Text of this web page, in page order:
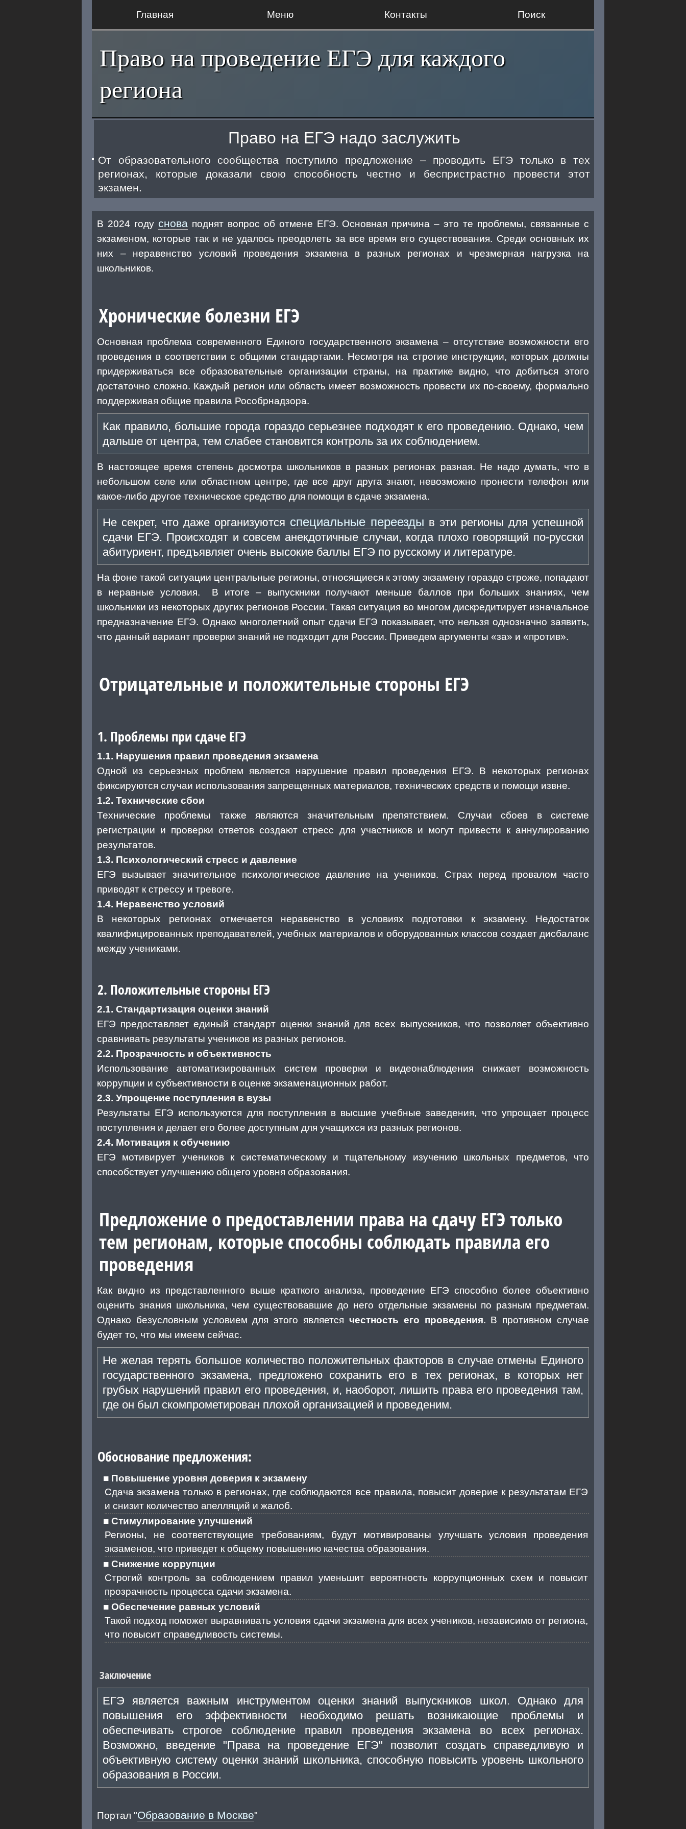
Главная Меню Контакты Поиск
Право на проведение ЕГЭ для каждого
региона
Право на ЕГЭ надо заслужить
От образовательного сообщества поступило предложение – проводить ЕГЭ только в тех
регионах, которые доказали свою способность честно и беспристрастно провести этот
экзамен.
В 2024 году сноваподнят вопрос об отмене ЕГЭ. Основная причина – это те проблемы, связанные с
экзаменом, которые так и не удалось преодолеть за все время его существования. Среди основных их
них – неравенство условий проведения экзамена в разных регионах и чрезмерная нагрузка на
школьников.
Хронические болезни ЕГЭ
Основная проблема современного Единого государственного экзамена – отсутствие возможности его
проведения в соответствии с общими стандартами. Несмотря на строгие инструкции, которых должны
придерживаться все образовательные организации страны, на практике видно, что добиться этого
достаточно сложно. Каждый регион или область имеет возможность провести их по-своему, формально
поддерживая общие правила Рособрнадзора.
Как правило, большие города гораздо серьезнее подходят к его проведению. Однако, чем
дальше от центра, тем слабее становится контроль за их соблюдением.
В настоящее время степень досмотра школьников в разных регионах разная. Не надо думать, что в
небольшом селе или областном центре, где все друг друга знают, невозможно пронести телефон или
какое-либо другое техническое средство для помощи в сдаче экзамена.
Не секрет, что даже организуются специальные переезды в эти регионы для успешной
сдачи ЕГЭ. Происходят и совсем анекдотичные случаи, когда плохо говорящий по-русски
абитуриент, предъявляет очень высокие баллы ЕГЭ по русскому и литературе.
На фоне такой ситуации центральные регионы, относящиеся к этому экзамену гораздо строже, попадают
в неравные условия. В итоге – выпускники получают меньше баллов при больших знаниях, чем
школьники из некоторых других регионов России. Такая ситуация во многом дискредитирует изначальное
предназначение ЕГЭ. Однако многолетний опыт сдачи ЕГЭ показывает, что нельзя однозначно заявить,
что данный вариант проверки знаний не подходит для России. Приведем аргументы «за» и «против».
Отрицательные и положительные стороны ЕГЭ
1. Проблемы при сдаче ЕГЭ
1.1. Нарушения правил проведения экзамена
Одной из серьезных проблем является нарушение правил проведения ЕГЭ. В некоторых регионах
фиксируются случаи использования запрещенных материалов, технических средств и помощи извне.
1.2. Технические сбои
Технические проблемы также являются значительным препятствием. Случаи сбоев в системе
регистрации и проверки ответов создают стресс для участников и могут привести к аннулированию
результатов.
1.3. Психологический стресс и давление
ЕГЭ вызывает значительное психологическое давление на учеников. Страх перед провалом часто
приводят к стрессу и тревоге.
1.4. Неравенство условий
В некоторых регионах отмечается неравенство в условиях подготовки к экзамену. Недостаток
квалифицированных преподавателей, учебных материалов и оборудованных классов создает дисбаланс
между учениками.
2. Положительные стороны ЕГЭ
2.1. Стандартизация оценки знаний
ЕГЭ предоставляет единый стандарт оценки знаний для всех выпускников, что позволяет объективно
сравнивать результаты учеников из разных регионов.
2.2. Прозрачность и объективность
Использование автоматизированных систем проверки и видеонаблюдения снижает возможность
коррупции и субъективности в оценке экзаменационных работ.
2.3. Упрощение поступления в вузы
Результаты ЕГЭ используются для поступления в высшие учебные заведения, что упрощает процесс
поступления и делает его более доступным для учащихся из разных регионов.
2.4. Мотивация к обучению
ЕГЭ мотивирует учеников к систематическому и тщательному изучению школьных предметов, что
способствует улучшению общего уровня образования.
Предложение о предоставлении права на сдачу ЕГЭ только
тем регионам, которые способны соблюдать правила его
проведения
Как видно из представленного выше краткого анализа, проведение ЕГЭ способно более объективно
оценить знания школьника, чем существовавшие до него отдельные экзамены по разным предметам.
Однако безусловным условием для этого является честность его проведения. В противном случае
будет то, что мы имеем сейчас.
Не желая терять большое количество положительных факторов в случае отмены Единого
государственного экзамена, предложено сохранить его в тех регионах, в которых нет
грубых нарушений правил его проведения, и, наоборот, лишить права его проведения там,
где он был скомпрометирован плохой организацией и проведеним.
Обоснование предложения:
Повышение уровня доверия к экзамену
Сдача экзамена только в регионах, где соблюдаются все правила, повысит доверие к результатам ЕГЭ
и снизит количество апелляций и жалоб.
Стимулирование улучшений
Регионы, не соответствующие требованиям, будут мотивированы улучшать условия проведения
экзаменов, что приведет к общему повышению качества образования.
Снижение коррупции
Строгий контроль за соблюдением правил уменьшит вероятность коррупционных схем и повысит
прозрачность процесса сдачи экзамена.
Обеспечение равных условий
Такой подход поможет выравнивать условия сдачи экзамена для всех учеников, независимо от региона,
что повысит справедливость системы.
Заключение
ЕГЭ является важным инструментом оценки знаний выпускников школ. Однако для
повышения его эффективности необходимо решать возникающие проблемы и
обеспечивать строгое соблюдение правил проведения экзамена во всех регионах.
Возможно, введение "Права на проведение ЕГЭ" позволит создать справедливую и
объективную систему оценки знаний школьника, способную повысить уровень школьного
образования в России.
Портал "Образование в Москве"